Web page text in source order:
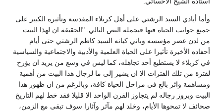
وأما أيادي السيد الرشتي على أهل كربلاء المقدسة وتأثيره الكبير على
جميع جوانب الحياة فيها فيجمله النص التالي: "الحقيقة ان لهذا البيت
من لدن عصر مؤسسه وباني كيانه السيد كاظم الرشتي حتى أيام
أحفاده الأخيرة تأثيرا على الحياة العلمية والأدبية والاجتماعية والسياسية
في كربلاء لا يستطيع أحد تجاهله، كما ليس في وسع من يريد ان يؤرخ
لفترة من تلك الفترات الا ان يشير إلى ما لرجال هذا البيت من أهمية
ومساهمة واثر بالغ في مراحل الحياة كافة، وبالرغم من ان ظهور هذا
البيت وبروز رجاله لم يتجاوز القرن الواحد الا قليلا فقد خط لهم التاريخ
صحائف لا تمحوها الأيام، وخلد لهم مآثر وآثارا سوف تبقى مع الزمن،